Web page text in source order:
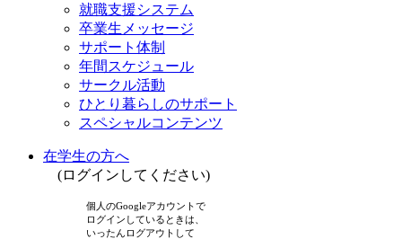
就職支援システム
卒業生メッセージ
サポート体制
年間スケジュール
サークル活動
ひとり暮らしのサポート
スペシャルコンテンツ
在学生の方へ
(ログインしてください)
個人のGoogleアカウントで
ログインしているときは、
いったんログアウトして